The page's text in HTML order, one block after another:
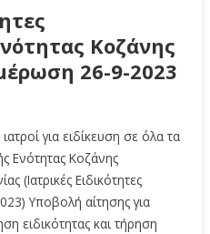
Κοζάνης
26-9-2023
για ειδίκευση σε όλα τα
Ενότητας Κοζάνης
(Ιατρικές Ειδικότητες
Υποβολή αίτησης για
ειδικότητας και τήρηση